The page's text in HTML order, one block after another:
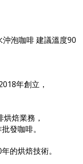
泡咖啡 建議溫度90
年創立，
焙業務，
發咖啡。
的烘焙技術。